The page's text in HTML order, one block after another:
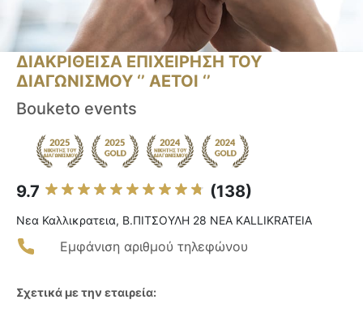
ΔΙΑΚΡΙΘΕΙΣΑ ΕΠΙΧΕΙΡΗΣΗ ΤΟΥ
ΔΙΑΓΩΝΙΣΜΟΥ ‘’ ΑΕΤΟΙ ‘’
Bouketo events
9.7 (138)
Νεα Καλλικρατεια, Β.ΠΙΤΣΟΥΛΗ 28 NEA KALLIKRATEIA
Εμφάνιση αριθμού τηλεφώνου
Σχετικά με την εταιρεία: